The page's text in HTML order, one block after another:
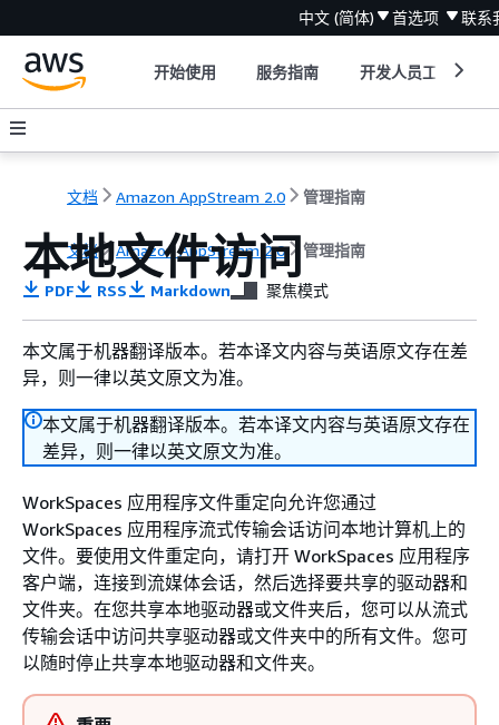
中文 (简体) 首选项 联系
开始使用 服务指南 开发人员工具
文档 Amazon AppStream 2.0 管理指南
文档 Amazon AppStream 2.0 管理指南
本地文件访问
PDF RSS Markdown 聚焦模式
本文属于机器翻译版本。若本译文内容与英语原文存在差
异，则一律以英文原文为准。
本文属于机器翻译版本。若本译文内容与英语原文存在
差异，则一律以英文原文为准。
WorkSpaces 应用程序文件重定向允许您通过
WorkSpaces 应用程序流式传输会话访问本地计算机上的
文件。要使用文件重定向，请打开 WorkSpaces 应用程序
客户端，连接到流媒体会话，然后选择要共享的驱动器和
文件夹。在您共享本地驱动器或文件夹后，您可以从流式
传输会话中访问共享驱动器或文件夹中的所有文件。您可
以随时停止共享本地驱动器和文件夹。